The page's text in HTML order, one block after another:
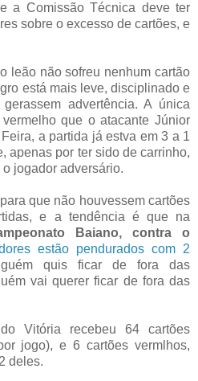
a Comissão Técnica deve ter
sobre o excesso de cartões, e
leão não sofreu nenhum cartão
está mais leve, disciplinado e
advertência. A única
que o atacante Júnior
a partida já estva em 3 a 1
apenas por ter sido de carrinho,
jogador adversário.
que não houvessem cartões
e a tendência é que na
Baiano, contra o
estão pendurados com 2
quis ficar de fora das
vai querer ficar de fora das
Vitória recebeu 64 cartões
jogo), e 6 cartões vermlhos,
deles.